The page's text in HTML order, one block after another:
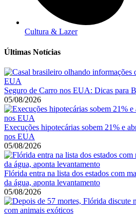
Cultura & Lazer
Últimas Notícias
Seguro de Carro nos EUA: Dicas para
05/08/2026
Execuções hipotecárias sobem 21% e
nos EUA
05/08/2026
Flórida entra na lista dos estados com
da água, aponta levantamento
05/08/2026